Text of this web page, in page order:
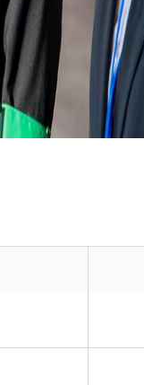
り徒歩5～10分程度。
さい